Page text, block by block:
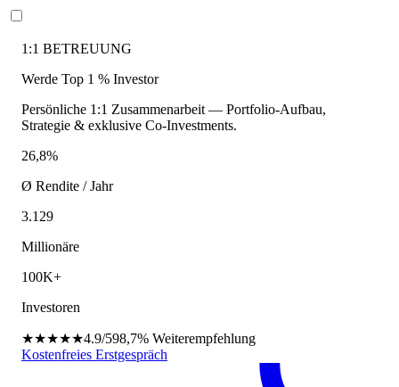
1:1 BETREUUNG
Werde Top 1 % Investor
Persönliche 1:1 Zusammenarbeit — Portfolio-Aufbau,
Strategie & exklusive Co-Investments.
26,8%
Ø Rendite / Jahr
3.129
Millionäre
100K+
Investoren
★★★★★4.9/598,7% Weiterempfehlung
Kostenfreies Erstgespräch